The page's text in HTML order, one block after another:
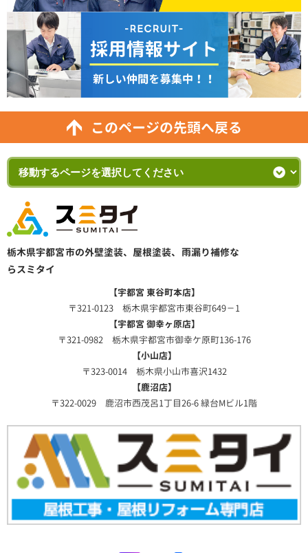
このページの先頭へ戻る
栃木県宇都宮市の外壁塗装、屋根塗装、雨漏り補修な
らスミタイ
【宇都宮 東谷町本店】
〒321-0123 栃木県宇都宮市東谷町649－1
【宇都宮 御幸ヶ原店】
〒321-0982 栃木県宇都宮市御幸ケ原町136-176
【小山店】
〒323-0014 栃木県小山市喜沢1432
【鹿沼店】
〒322-0029 鹿沼市西茂呂1丁目26-6 緑台Mビル1階